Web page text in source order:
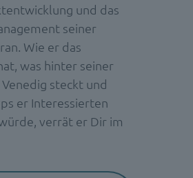
und das
seiner
Wie er das
was hinter seiner
Venedig steckt und
er Interessierten
verrät er Dir im